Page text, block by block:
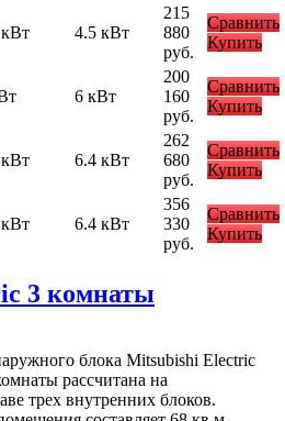
4.5 кВт
215
880
руб.
Сравнить
Купить
6 кВт
200
160
руб.
Сравнить
Купить
6.4 кВт
262
680
руб.
Сравнить
Купить
6.4 кВт
356
330
руб.
Сравнить
Купить
3 комнаты
блока Mitsubishi Electric
рассчитана на
трех внутренних блоков.